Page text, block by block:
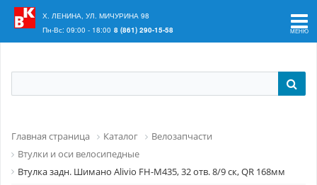
Ваш регион:
Х. ЛЕНИНА, УЛ. МИЧУРИНА 98
Пн-Вс: 09:00 - 18:00 8 (861) 290-15-58
Главная страница Каталог
Велозапчасти
Втулки и оси велосипедные
Втулка задн. Шимано Alivio FH-M435, 32 отв. 8/9 ск, QR 168мм